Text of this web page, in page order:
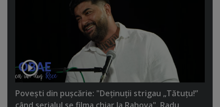
Poveşti din puşcărie: "Deţinuţii strigau „Tătuţu!”